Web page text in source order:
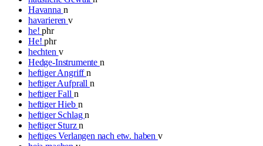
Havanna n
havarierenv
he!phr
He!phr
hechten v
Hedge-Instrumente n
heftiger Angriffn
heftiger Aufprall n
heftiger Fall n
heftiger Hieb n
heftiger Schlagn
heftiger Sturzn
heftiges Verlangen nach etw. haben v